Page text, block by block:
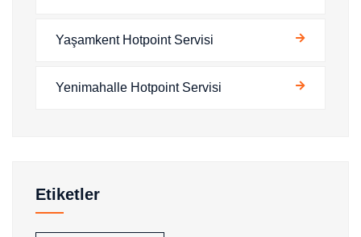
Yaşamkent Hotpoint Servisi
Yenimahalle Hotpoint Servisi
Etiketler